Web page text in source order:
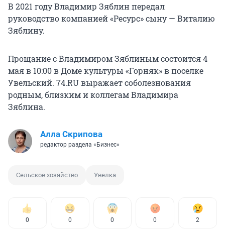
В 2021 году Владимир Зяблин передал
руководство компанией «Ресурс» сыну — Виталию
Зяблину.
Прощание с Владимиром Зяблиным состоится 4
мая в 10:00 в Доме культуры «Горняк» в поселке
Увельский. 74.RU выражает соболезнования
родным, близким и коллегам Владимира
Зяблина.
Алла Скрипова
редактор раздела «Бизнес»
Сельское хозяйство Увелка
0 0 0 0 2